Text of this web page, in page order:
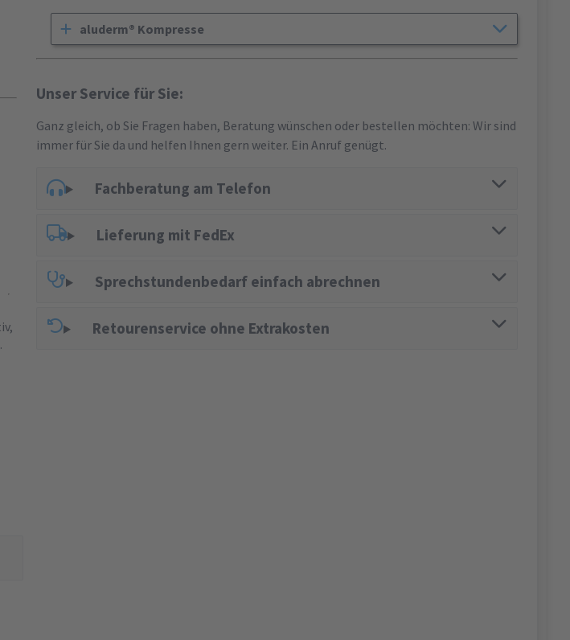
aluderm® Kompresse
Unser Service für Sie:
Ganz gleich, ob Sie Fragen haben, Beratung wünschen oder bestellen möchten: Wir sind
immer für Sie da und helfen Ihnen gern weiter. Ein Anruf genügt.
Fachberatung am Telefon
Lieferung mit FedEx
Sprechstundenbedarf einfach abrechnen
Retourenservice ohne Extrakosten